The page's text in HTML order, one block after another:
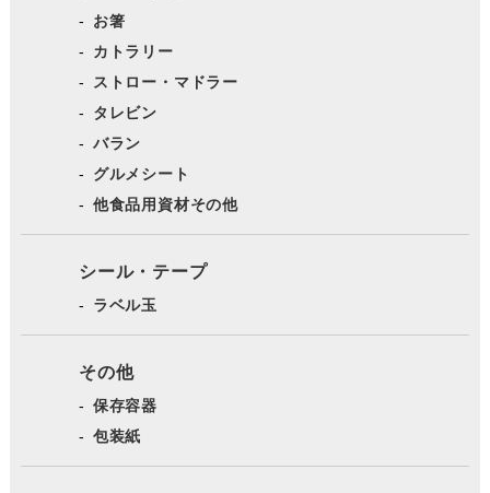
お箸
カトラリー
ストロー・マドラー
タレビン
バラン
グルメシート
他食品用資材その他
シール・テープ
ラベル玉
その他
保存容器
包装紙